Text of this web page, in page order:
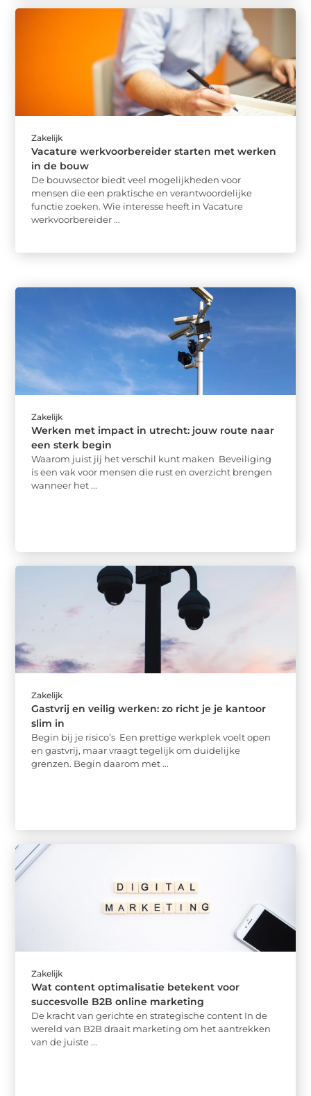
Zakelijk
Vacature werkvoorbereider starten met werken
in de bouw
De bouwsector biedt veel mogelijkheden voor
mensen die een praktische en verantwoordelijke
functie zoeken. Wie interesse heeft in Vacature
werkvoorbereider ...
Zakelijk
Werken met impact in utrecht: jouw route naar
een sterk begin
Waarom juist jij het verschil kunt maken Beveiliging
is een vak voor mensen die rust en overzicht brengen
wanneer het ...
Zakelijk
Gastvrij en veilig werken: zo richt je je kantoor
slim in
Begin bij je risico’s Een prettige werkplek voelt open
en gastvrij, maar vraagt tegelijk om duidelijke
grenzen. Begin daarom met ...
Zakelijk
Wat content optimalisatie betekent voor
succesvolle B2B online marketing
De kracht van gerichte en strategische content In de
wereld van B2B draait marketing om het aantrekken
van de juiste ...